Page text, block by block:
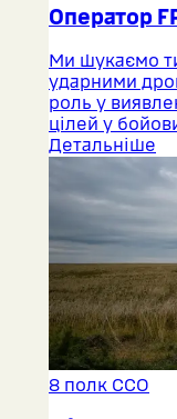
Оператор
Ми шукаємо
ударними
роль у
цілей у
Детальніше
8 полк ССО